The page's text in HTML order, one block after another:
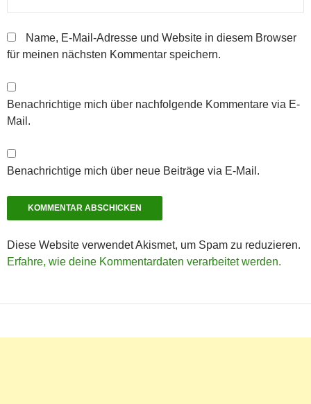
Name, E-Mail-Adresse und Website in diesem Browser
für meinen nächsten Kommentar speichern.
Benachrichtige mich über nachfolgende Kommentare via E-
Mail.
Benachrichtige mich über neue Beiträge via E-Mail.
Diese Website verwendet Akismet, um Spam zu reduzieren.
Erfahre, wie deine Kommentardaten verarbeitet werden.